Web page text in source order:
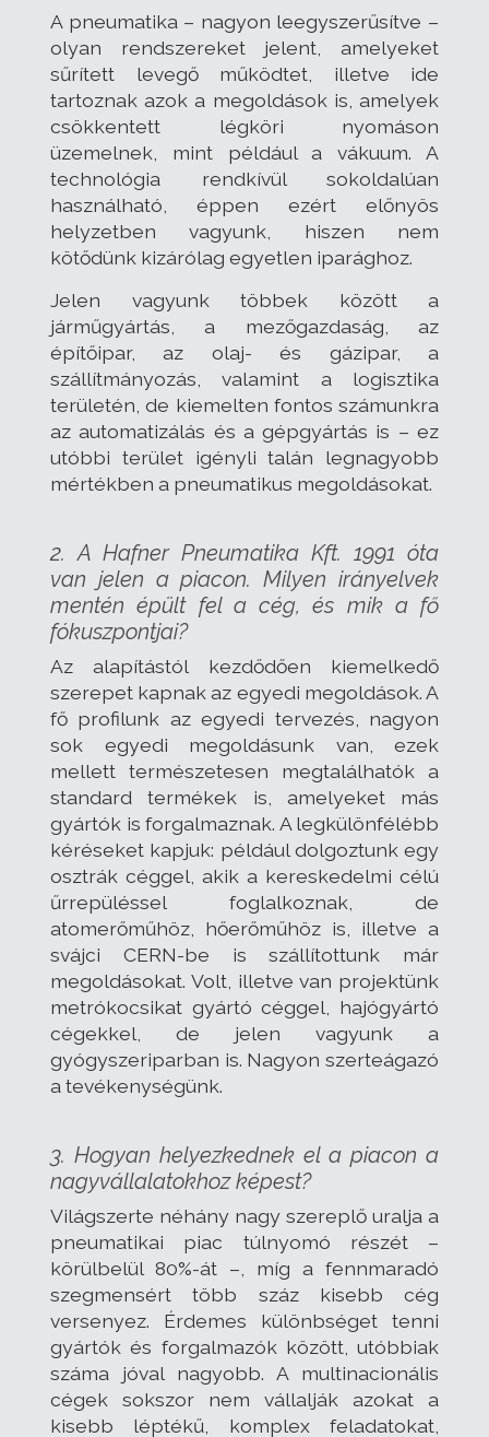
A pneumatika – nagyon leegyszerűsítve –
olyan rendszereket jelent, amelyeket
sűrített levegő működtet, illetve ide
tartoznak azok a megoldások is, amelyek
csökkentett légköri nyomáson
üzemelnek, mint például a vákuum. A
technológia rendkívül sokoldalúan
használható, éppen ezért előnyös
helyzetben vagyunk, hiszen nem
kötődünk kizárólag egyetlen iparághoz.
Jelen vagyunk többek között a
járműgyártás, a mezőgazdaság, az
építőipar, az olaj- és gázipar, a
szállítmányozás, valamint a logisztika
területén, de kiemelten fontos számunkra
az automatizálás és a gépgyártás is – ez
utóbbi terület igényli talán legnagyobb
mértékben a pneumatikus megoldásokat.
2. A Hafner Pneumatika Kft. 1991 óta
van jelen a piacon. Milyen irányelvek
mentén épült fel a cég, és mik a fő
fókuszpontjai?
Az alapítástól kezdődően kiemelkedő
szerepet kapnak az egyedi megoldások. A
fő profilunk az egyedi tervezés, nagyon
sok egyedi megoldásunk van, ezek
mellett természetesen megtalálhatók a
standard termékek is, amelyeket más
gyártók is forgalmaznak. A legkülönfélébb
kéréseket kapjuk: például dolgoztunk egy
osztrák céggel, akik a kereskedelmi célú
űrrepüléssel foglalkoznak, de
atomerőműhöz, hőerőműhöz is, illetve a
svájci CERN-be is szállítottunk már
megoldásokat. Volt, illetve van projektünk
metrókocsikat gyártó céggel, hajógyártó
cégekkel, de jelen vagyunk a
gyógyszeriparban is. Nagyon szerteágazó
a tevékenységünk.
3. Hogyan helyezkednek el a piacon a
nagyvállalatokhoz képest?
Világszerte néhány nagy szereplő uralja a
pneumatikai piac túlnyomó részét –
körülbelül 80%-át –, míg a fennmaradó
szegmensért több száz kisebb cég
versenyez. Érdemes különbséget tenni
gyártók és forgalmazók között, utóbbiak
száma jóval nagyobb. A multinacionális
cégek sokszor nem vállalják azokat a
kisebb léptékű, komplex feladatokat,